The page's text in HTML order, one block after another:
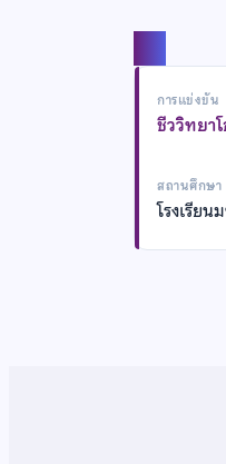
การแข่งขัน
ชีววิทยา
สถานศึกษา
โรงเรีย